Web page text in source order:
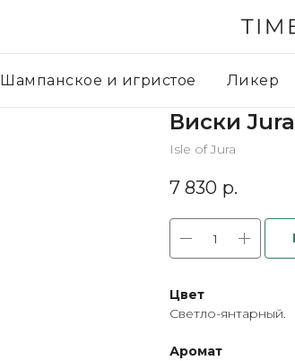
Шампанское и игристое Ликер
Виски
Isle of Jura
7 830 р.
Цвет
Светло-янтарный.
Аромат